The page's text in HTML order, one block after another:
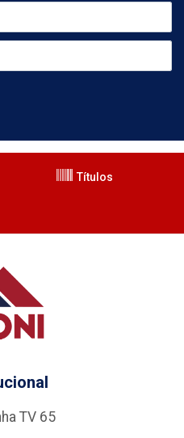
Títulos
TV 65